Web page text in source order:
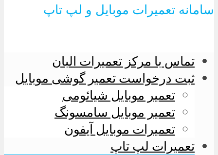
سامانه تعمیرات موبایل و لپ تاپ
تماس با مرکز تعمیرات البان
ثبت درخواست تعمیر گوشی موبایل
تعمیر موبایل شیائومی
تعمیر موبایل سامسونگ
تعمیرات موبایل آیفون
تعمیرات لپ تاپ